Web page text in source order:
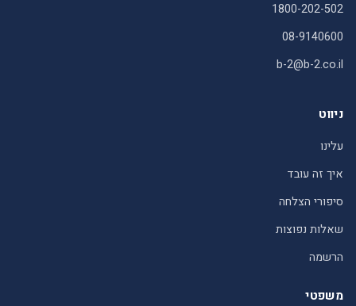
1800-202-502
08-9140600
b-2@b-2.co.il
ניווט
עלינו
איך זה עובד
סיפורי הצלחה
שאלות נפוצות
הרשמה
משפטי